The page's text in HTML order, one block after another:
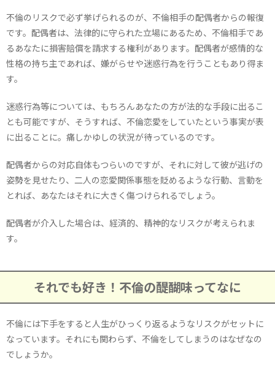
不倫のリスクで必ず挙げられるのが、不倫相手の配偶者からの報復
です。配偶者は、法律的に守られた立場にあるため、不倫相手であ
るあなたに損害賠償を請求する権利があります。配偶者が感情的な
性格の持ち主であれば、嫌がらせや迷惑行為を行うこともあり得ま
す。
迷惑行為等については、もちろんあなたの方が法的な手段に出るこ
とも可能ですが、そうすれば、不倫恋愛をしていたという事実が表
に出ることに。痛しかゆしの状況が待っているのです。
配偶者からの対応自体もつらいのですが、それに対して彼が逃げの
姿勢を見せたり、二人の恋愛関係事態を貶めるような行動、言動を
とれば、あなたはそれに大きく傷つけられるでしょう。
配偶者が介入した場合は、経済的、精神的なリスクが考えられま
す。
それでも好き！不倫の醍醐味ってなに
不倫には下手をすると人生がひっくり返るようなリスクがセットに
なっています。それにも関わらず、不倫をしてしまうのはなぜなの
でしょうか。